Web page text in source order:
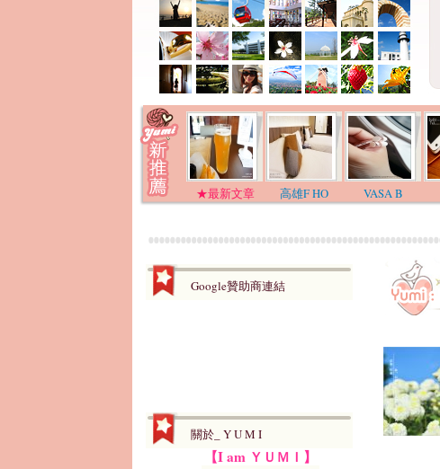
★最新文章 高雄F HO VASA B
Google贊助商連結
關於_ Y U M I
【I am ＹＵＭＩ】